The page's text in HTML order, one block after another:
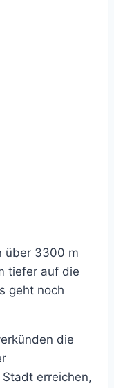
über 3300 m
tiefer auf die
geht noch
die
erreichen,